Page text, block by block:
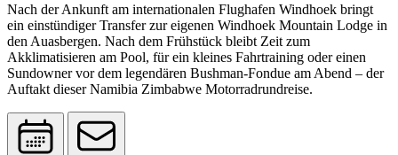
Nach der Ankunft am internationalen Flughafen Windhoek bringt
ein einstündiger Transfer zur eigenen Windhoek Mountain Lodge in
den Auasbergen. Nach dem Frühstück bleibt Zeit zum
Akklimatisieren am Pool, für ein kleines Fahrtraining oder einen
Sundowner vor dem legendären Bushman-Fondue am Abend – der
Auftakt dieser Namibia Zimbabwe Motorradrundreise.